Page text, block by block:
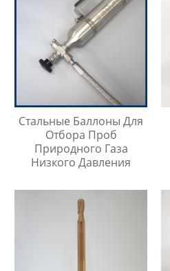
Стальные Баллоны Для
Отбора Проб
Природного Газа
Низкого Давления